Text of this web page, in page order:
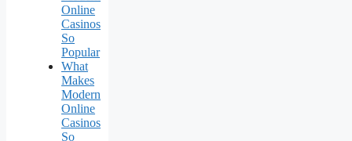
Online
Casinos
So
Popular
What
Makes
Modern
Online
Casinos
So